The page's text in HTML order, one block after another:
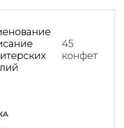
45
конфет